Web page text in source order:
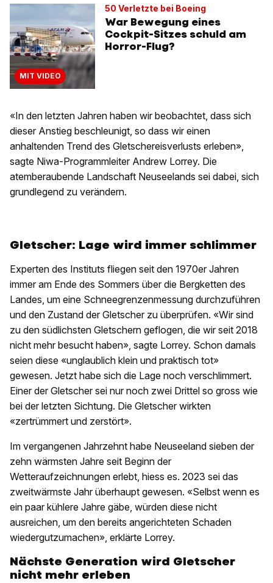
MIT VIDEO
50 Verletzte bei Boeing
War Bewegung eines
Cockpit-Sitzes schuld am
Horror-Flug?
«In den letzten Jahren haben wir beobachtet, dass sich
dieser Anstieg beschleunigt, so dass wir einen
anhaltenden Trend des Gletschereisverlusts erleben»,
sagte Niwa-Programmleiter Andrew Lorrey. Die
atemberaubende Landschaft Neuseelands sei dabei, sich
grundlegend zu verändern.
Gletscher: Lage wird immer schlimmer
Experten des Instituts fliegen seit den 1970er Jahren
immer am Ende des Sommers über die Bergketten des
Landes, um eine Schneegrenzenmessung durchzuführen
und den Zustand der Gletscher zu überprüfen. «Wir sind
zu den südlichsten Gletschern geflogen, die wir seit 2018
nicht mehr besucht haben», sagte Lorrey. Schon damals
seien diese «unglaublich klein und praktisch tot»
gewesen. Jetzt habe sich die Lage noch verschlimmert.
Einer der Gletscher sei nur noch zwei Drittel so gross wie
bei der letzten Sichtung. Die Gletscher wirkten
«zertrümmert und zerstört».
Im vergangenen Jahrzehnt habe Neuseeland sieben der
zehn wärmsten Jahre seit Beginn der
Wetteraufzeichnungen erlebt, hiess es. 2023 sei das
zweitwärmste Jahr überhaupt gewesen. «Selbst wenn es
ein paar kühlere Jahre gäbe, würden diese nicht
ausreichen, um den bereits angerichteten Schaden
wiedergutzumachen», erklärte Lorrey.
Nächste Generation wird Gletscher
nicht mehr erleben